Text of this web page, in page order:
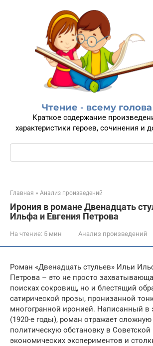
Чтение - всему голова
Краткое содержание
характеристики героев, сочинения и
Поиск:
Главная » Анализ произведений
Ирония в романе Двенадцать
Ильфа и Евгения Петрова
На чтение: 5 мин Анализ произведений
Роман «Двенадцать стульев» Ильи
Петрова – это не просто
поисках сокровищ, но и блестящий
сатирической прозы, пронизанной
многогранной иронией. Написанный в
(1920-е годы), роман отражает
политическую обстановку в
экономических экспериментов и